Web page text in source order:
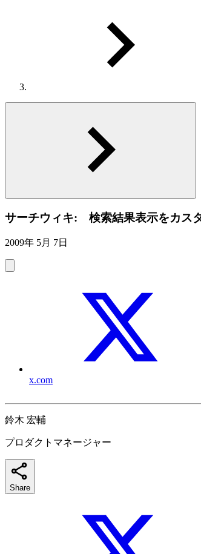
サーチウィキ: 検索結果表示をカス
2009年 5月 7日
x.com
鈴木 宏輔
プロダクトマネージャー
Share